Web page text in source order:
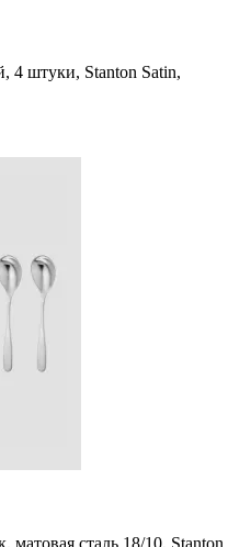
4 штуки, Stanton Satin,
сталь 18/10, Stanton